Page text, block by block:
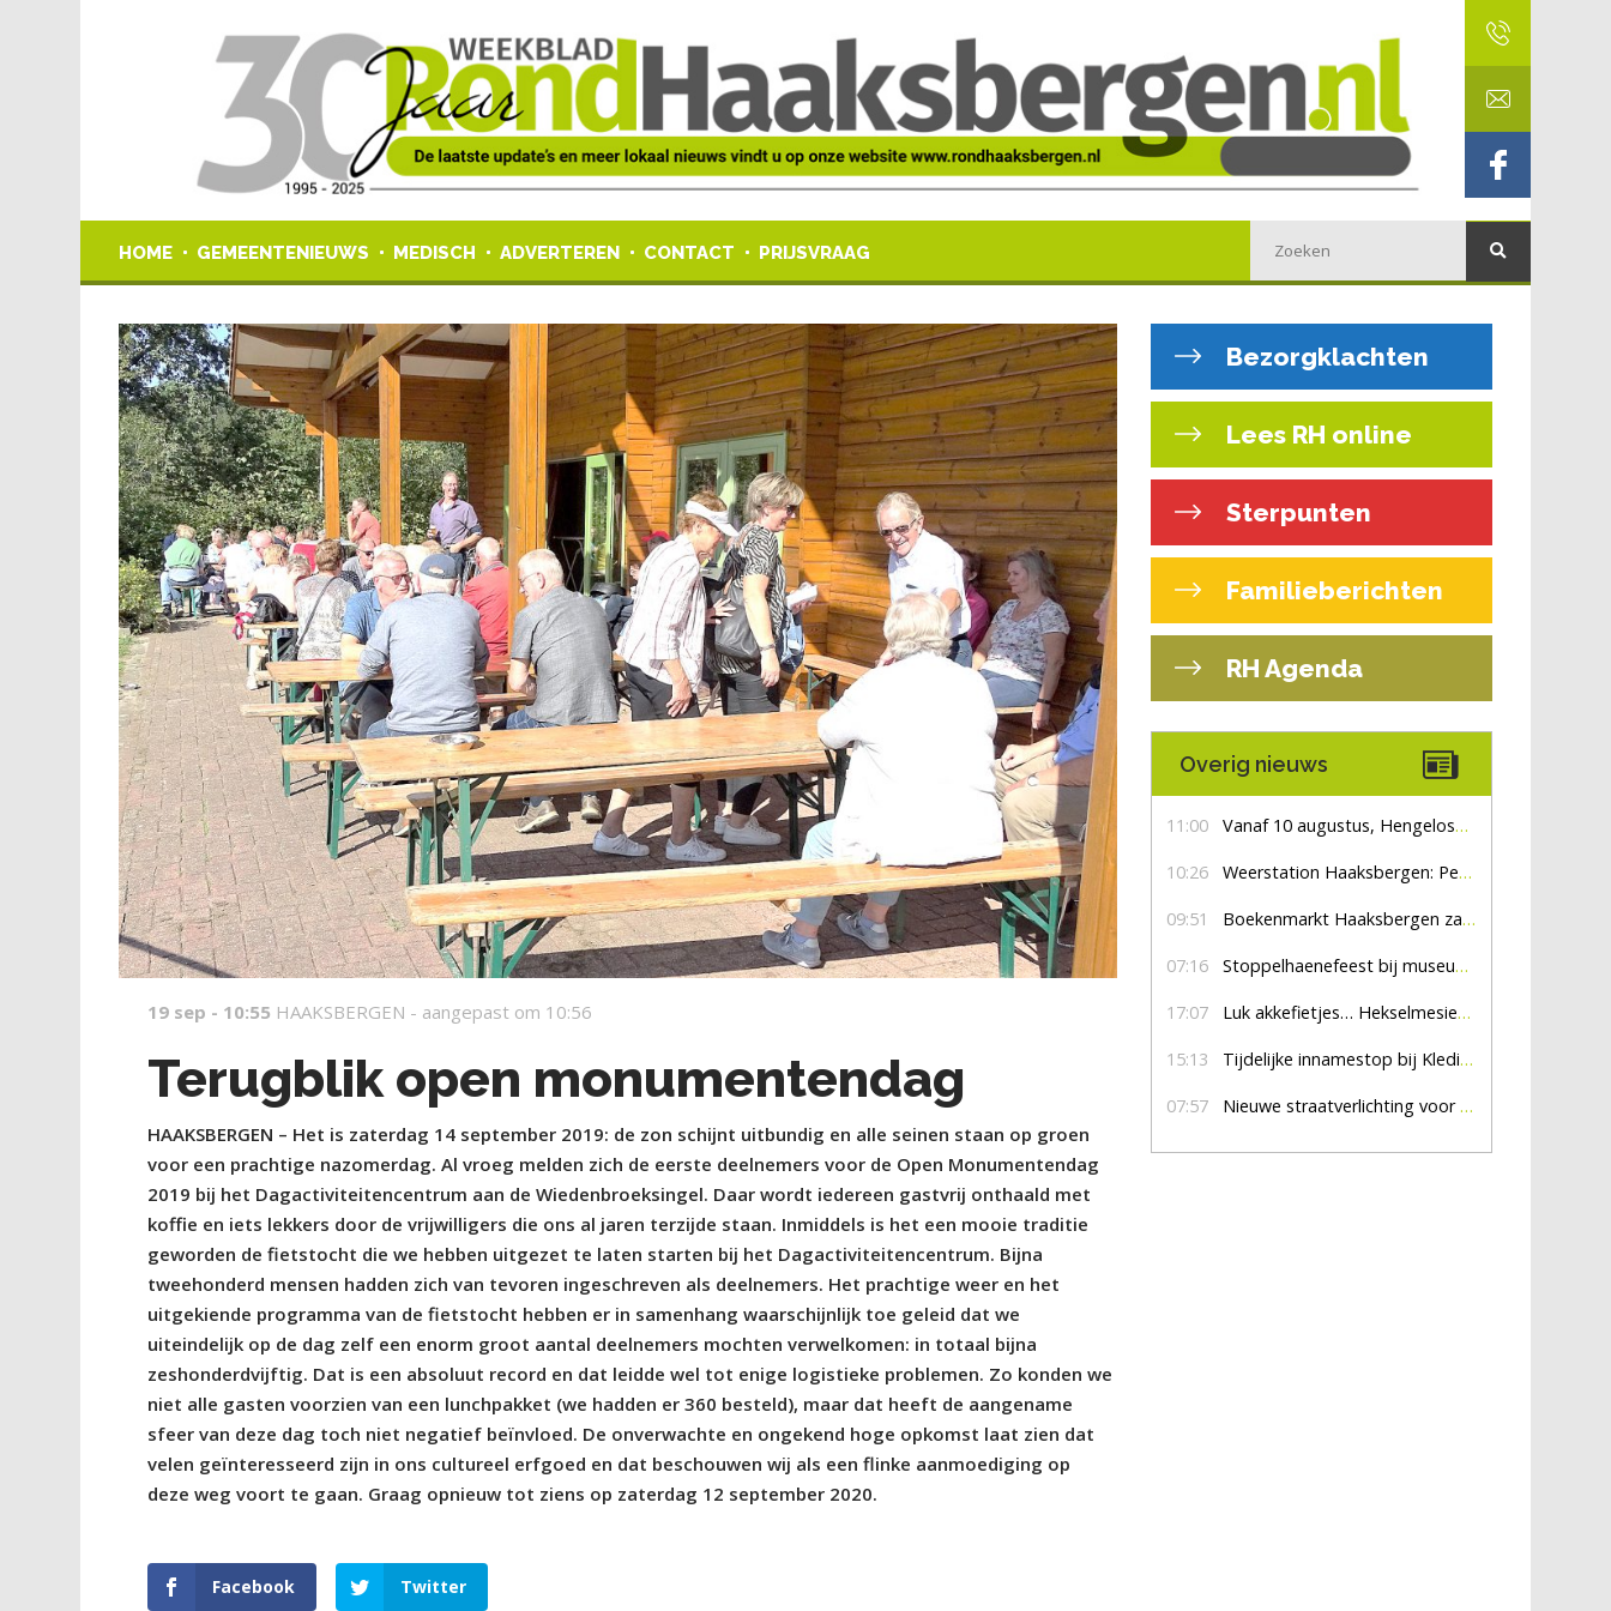
HOME GEMEENTENIEUWS MEDISCH ADVERTEREN CONTACT PRIJSVRAAG
19 sep - 10:55 HAAKSBERGEN - aangepast om 10:56
Terugblik open monumentendag
HAAKSBERGEN – Het is zaterdag 14 september 2019: de zon schijnt uitbundig en alle seinen staan op groen
voor een prachtige nazomerdag. Al vroeg melden zich de eerste deelnemers voor de Open Monumentendag
2019 bij het Dagactiviteitencentrum aan de Wiedenbroeksingel. Daar wordt iedereen gastvrij onthaald met
koffie en iets lekkers door de vrijwilligers die ons al jaren terzijde staan. Inmiddels is het een mooie traditie
geworden de fietstocht die we hebben uitgezet te laten starten bij het Dagactiviteitencentrum. Bijna
tweehonderd mensen hadden zich van tevoren ingeschreven als deelnemers. Het prachtige weer en het
uitgekiende programma van de fietstocht hebben er in samenhang waarschijnlijk toe geleid dat we
uiteindelijk op de dag zelf een enorm groot aantal deelnemers mochten verwelkomen: in totaal bijna
zeshonderdvijftig. Dat is een absoluut record en dat leidde wel tot enige logistieke problemen. Zo konden we
niet alle gasten voorzien van een lunchpakket (we hadden er 360 besteld), maar dat heeft de aangename
sfeer van deze dag toch niet negatief beïnvloed. De onverwachte en ongekend hoge opkomst laat zien dat
velen geïnteresseerd zijn in ons cultureel erfgoed en dat beschouwen wij als een flinke aanmoediging op
deze weg voort te gaan. Graag opnieuw tot ziens op zaterdag 12 september 2020.
Facebook Twitter
Bezorgklachten
Lees RH online
Sterpunten
Familieberichten
RH Agenda
Overig nieuws
11:00 Vanaf 10 augustus, Hengelosestraat drie weken dicht voor doorgaand verkeer
10:26 Weerstation Haaksbergen: Perioden met zon en droog
09:51 Boekenmarkt Haaksbergen zaterdag 8 augustus, marktplein Haaksbergen
07:16 Stoppelhaenefeest bij museum De Lebbenbrugge
17:07 Luk akkefietjes… HekselmesienHarry
15:13 Tijdelijke innamestop bij Kledingbank Stefania
07:57 Nieuwe straatverlichting voor De Veldmaat en De Pas